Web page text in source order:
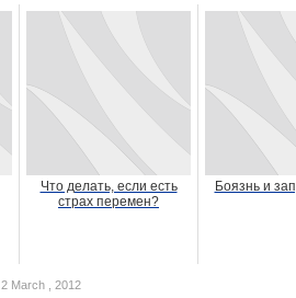
Что делать, если есть
страх перемен?
Боязнь и
2 March , 2012